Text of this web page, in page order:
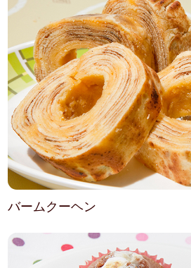
バームクーヘン